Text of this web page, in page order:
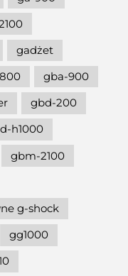
gadżet
gba-900
gbd-200
h1000
gbm-2100
g-shock
gg1000